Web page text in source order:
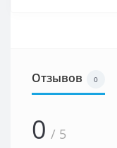
Отзывов 0
0 / 5